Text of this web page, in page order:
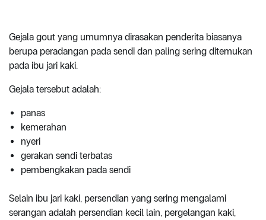
Gejala gout yang umumnya dirasakan penderita biasanya
berupa peradangan pada sendi dan paling sering ditemukan
pada ibu jari kaki.
Gejala tersebut adalah:
panas
kemerahan
nyeri
gerakan sendi terbatas
pembengkakan pada sendi
Selain ibu jari kaki, persendian yang sering mengalami
serangan adalah persendian kecil lain, pergelangan kaki,